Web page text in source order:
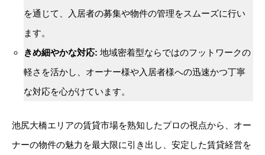
を通じて、入居者の募集や物件の管理をスムーズに行い
ます。
きめ細やかな対応: 地域密着型ならではのフットワークの
軽さを活かし、オーナー様や入居者様への迅速かつ丁寧
な対応を心がけています。
池尻大橋エリアの賃貸市場を熟知したプロの視点から、オー
ナーの物件の魅力を最大限に引き出し、安定した賃貸経営を